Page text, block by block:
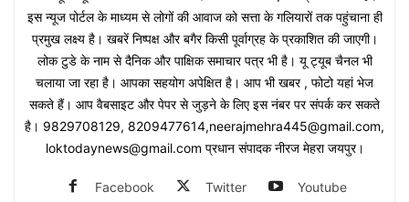
इस न्यूज पोर्टल के माध्यम से लोगों की आवाज को सत्ता के गलियारों तक पहुंचाना ही
प्रमुख लक्ष्य है। खबरें निष्पक्ष और बगैर किसी पूर्वाग्रह के प्रकाशित की जाएगी।
लोक टुडे के नाम से दैनिक और पाक्षिक समाचार पत्र भी है। यू ट्यूब चैनल भी
चलाया जा रहा है। आपका सहयोग अपेक्षित है। आप भी खबर , फोटो यहां भेज
सकते हैं। आप वैबसाइट और पेपर से जुड़ने के लिए इस नंबर पर संपर्क कर सकते
है। 9829708129, 8209477614,neerajmehra445@gmail.com,
loktodaynews@gmail.com प्रधान संपादक नीरज मेहरा जयपुर।
Facebook Twitter Youtube